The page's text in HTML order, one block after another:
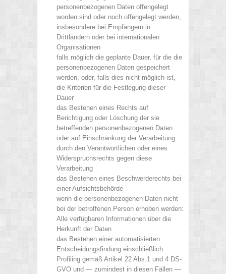
personenbezogenen Daten offengelegt
worden sind oder noch offengelegt werden,
insbesondere bei Empfängern in
Drittländern oder bei internationalen
Organisationen
falls möglich die geplante Dauer, für die die
personenbezogenen Daten gespeichert
werden, oder, falls dies nicht möglich ist,
die Kriterien für die Festlegung dieser
Dauer
das Bestehen eines Rechts auf
Berichtigung oder Löschung der sie
betreffenden personenbezogenen Daten
oder auf Einschränkung der Verarbeitung
durch den Verantwortlichen oder eines
Widerspruchsrechts gegen diese
Verarbeitung
das Bestehen eines Beschwerderechts bei
einer Aufsichtsbehörde
wenn die personenbezogenen Daten nicht
bei der betroffenen Person erhoben werden:
Alle verfügbaren Informationen über die
Herkunft der Daten
das Bestehen einer automatisierten
Entscheidungsfindung einschließlich
Profiling gemäß Artikel 22 Abs.1 und 4 DS-
GVO und — zumindest in diesen Fällen —